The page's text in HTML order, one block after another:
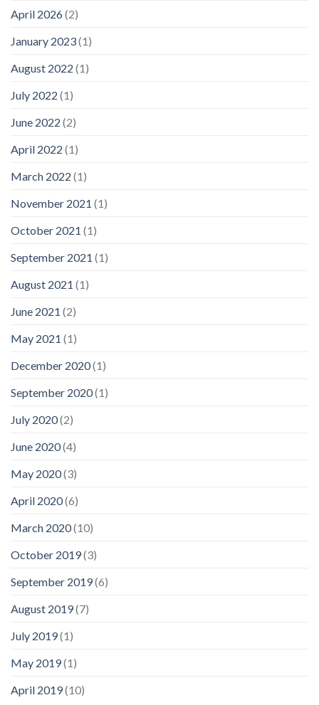
April 2026(2)
January 2023(1)
August 2022 (1)
July 2022 (1)
June 2022 (2)
April 2022 (1)
March 2022 (1)
November 2021 (1)
October 2021 (1)
September 2021 (1)
August 2021 (1)
June 2021 (2)
May 2021 (1)
December 2020(1)
September 2020(1)
July 2020(2)
June 2020(4)
May 2020(3)
April 2020(6)
March 2020(10)
October 2019(3)
September 2019(6)
August 2019(7)
July 2019(1)
May 2019(1)
April 2019(10)